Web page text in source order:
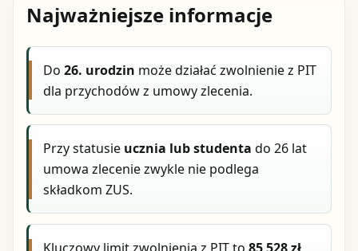
Najważniejsze informacje
Do26. urodzin może działać zwolnienie z PIT
dla przychodów z umowy zlecenia.
Przy statusie ucznia lub studenta do 26 lat
umowa zlecenie zwykle nie podlega
składkom ZUS.